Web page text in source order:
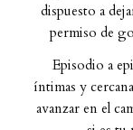
dispuesto a
permiso de
Episodio a
íntimas y
avanzar en el